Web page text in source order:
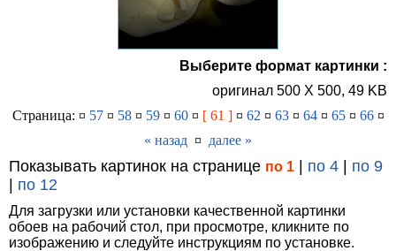
Выберите формат картинки :
оригинал 500 X 500, 49 KB
Страница: ¤ 57¤ 58¤ 59¤ 60¤ [ 61 ]¤ 62 ¤ 63¤ 64¤ 65¤ 66¤
« назад ¤ далее »
Показывать картинок на странице по 1 | по 4 | по 9
| по 12
Для загрузки или установки качественной картинки
обоев на рабочий стол, при просмотре, кликните по
изображению и следуйте инструкциям по установке.